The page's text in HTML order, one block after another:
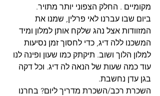
מקומיים . החלק הצפוני יותר מתויר.
ביום שבו עברנו לאי פרלין, שמנו את
המזוודות אצל נהג שלקח אותן למלון ומיד
המשכנו ללה דיג, כדי לחסוך זמן נסיעות
למלון הלוך ושוב. תיקתק כמו שעון ופינה לנו
עוד כמה שעות של הנאה לה דיג. וכל דקה
בגן עדן נחשבת.
השכרת רכב/השכרת מדריך ליום? בחרנו